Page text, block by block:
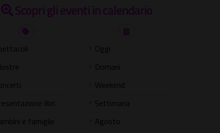
Scopri gli eventi in calendario
libri
e famiglie
Oggi
Domani
Weekend
Settimana
Agosto